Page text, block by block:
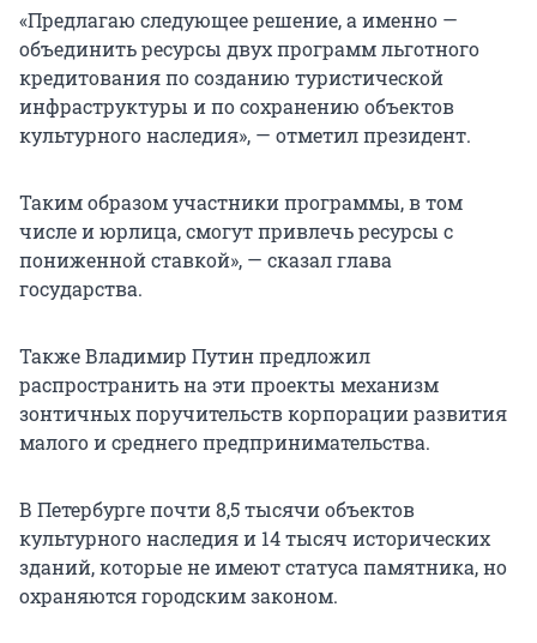
«Предлагаю следующее решение, а именно —
объединить ресурсы двух программ льготного
кредитования по созданию туристической
инфраструктуры и по сохранению объектов
культурного наследия», — отметил президент.
Таким образом участники программы, в том
числе и юрлица, смогут привлечь ресурсы с
пониженной ставкой», — сказал глава
государства.
Также Владимир Путин предложил
распространить на эти проекты механизм
зонтичных поручительств корпорации развития
малого и среднего предпринимательства.
В Петербурге почти 8,5 тысячи объектов
культурного наследия и 14 тысяч исторических
зданий, которые не имеют статуса памятника, но
охраняются городским законом.